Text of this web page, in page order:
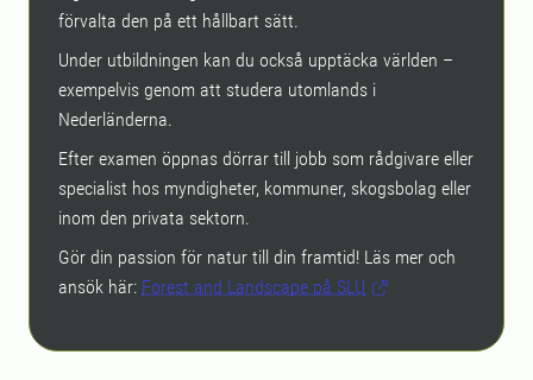
förvalta den på ett hållbart sätt.
Under utbildningen kan du också upptäcka världen –
exempelvis genom att studera utomlands i
Nederländerna.
Efter examen öppnas dörrar till jobb som rådgivare eller
specialist hos myndigheter, kommuner, skogsbolag eller
inom den privata sektorn.
Gör din passion för natur till din framtid! Läs mer och
ansök här: Forest and Landscape på SLU